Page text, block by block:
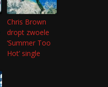
Chris Brown
dropt zwoele
‘Summer Too
Hot’ single